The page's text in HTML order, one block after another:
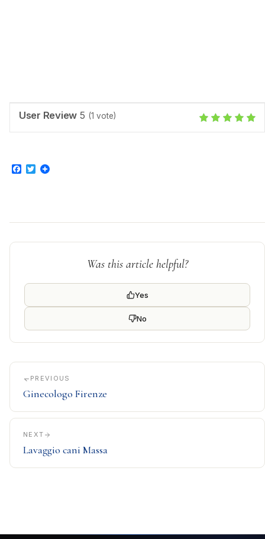
User Review 5 (1 vote)
Facebook
Twitter
Was this article helpful?
Yes
No
PREVIOUS
Ginecologo Firenze
NEXT
Lavaggio cani Massa